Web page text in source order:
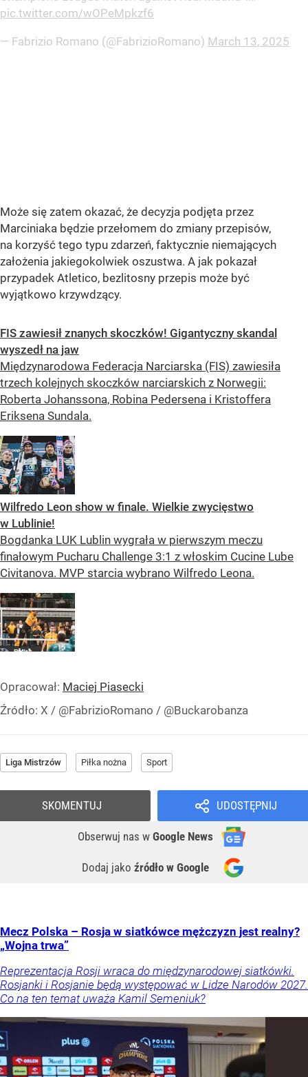
pic.twitter.com/wOPeMpkzf6
— Fabrizio Romano (@FabrizioRomano) March 13, 2025
Może się zatem okazać, że decyzja podjęta przez
Marciniaka będzie przełomem do zmiany przepisów,
na korzyść tego typu zdarzeń, faktycznie niemających
założenia jakiegokolwiek oszustwa. A jak pokazał
przypadek Atletico, bezlitosny przepis może być
wyjątkowo krzywdzący.
FIS zawiesił znanych skoczków! Gigantyczny skandal
wyszedł na jaw
Międzynarodowa Federacja Narciarska (FIS) zawiesiła
trzech kolejnych skoczków narciarskich z Norwegii:
Roberta Johanssona, Robina Pedersena i Kristoffera
Eriksena Sundala.
Wilfredo Leon show w finale. Wielkie zwycięstwo
w Lublinie!
Bogdanka LUK Lublin wygrała w pierwszym meczu
finałowym Pucharu Challenge 3:1 z włoskim Cucine Lube
Civitanova. MVP starcia wybrano Wilfredo Leona.
Opracował: Maciej Piasecki
Źródło: X / @FabrizioRomano / @Buckarobanza
Liga Mistrzów Piłka nożna Sport
UDOSTĘPNIJ
Obserwuj nas w Google News
Dodaj jako źródło w Google
SKOMENTUJ
Mecz Polska – Rosja w siatkówce mężczyzn jest realny?
„Wojna trwa”
Reprezentacja Rosji wraca do międzynarodowej siatkówki.
Rosjanki i Rosjanie będą występować w Lidze Narodów 2027.
Co na ten temat uważa Kamil Semeniuk?